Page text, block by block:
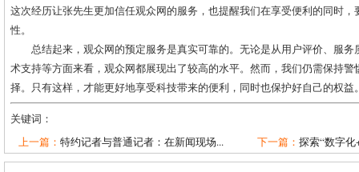
这次经历让张先生更加信任观众网的服务，也提醒我们在享受便利的同时
性。
总结起来，观众网的预定服务是真实可靠的。无论是从用户评价、服
术支持等方面来看，观众网都展现出了较高的水平。然而，我们仍需保持
择。只有这样，才能更好地享受科技带来的便利，同时也保护好自己的权益
关键词：
上一篇： 特约记者与普通记者：在新闻现场... 下一篇： 探索“数字化